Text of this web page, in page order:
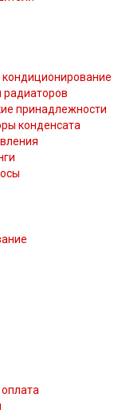
кондиционирование
принадлежности
конденсата